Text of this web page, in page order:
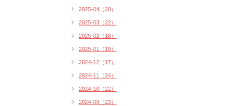
2025-04（20）
2025-03（22）
2025-02（18）
2025-01（19）
2024-12（17）
2024-11（24）
2024-10（22）
2024-09（23）